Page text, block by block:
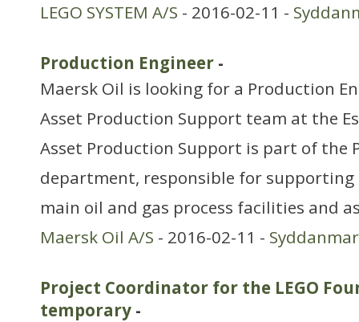
LEGO SYSTEM A/S - 2016-02-11 -
Production Engineer -
Maersk Oil is looking for a Production
Asset Production Support team at the
Asset Production Support is part of the
department, responsible for
main oil and gas process facilities and
Maersk Oil A/S - 2016-02-11 -
Project Coordinator for the LEGO
temporary -